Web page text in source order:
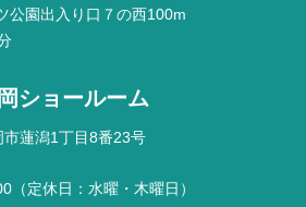
公園出入り口７の西100m
ショールーム
蓮潟1丁目8番23号
（定休日：水曜・木曜日）